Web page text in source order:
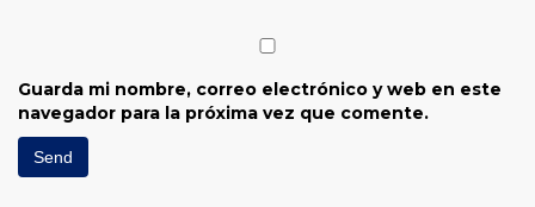
Guarda mi nombre, correo electrónico y web en este
navegador para la próxima vez que comente.